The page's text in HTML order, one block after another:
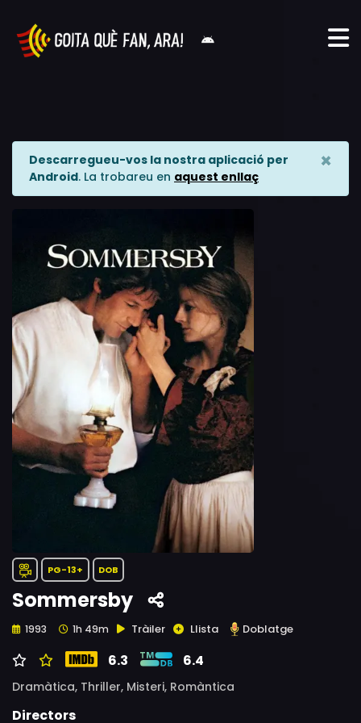
Descarregueu-vos la nostra aplicació per
Android. La trobareu en aquest enllaç
×
PG-13+ DOB
Sommersby
1993 1h 49m Tràiler Llista Doblatge
6.3 6.4
Dramàtica, Thriller, Misteri, Romàntica
Directors